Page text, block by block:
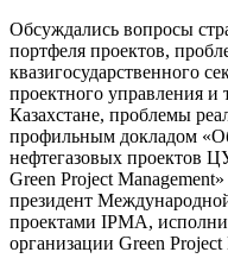
Обсуждались вопросы
портфеля проектов,
квазигосударственного
проектного управления и
Казахстане, проблемы
профильным докладом
нефтегазовых проектов
Green Project
президент
проектами IPMA,
организации Green